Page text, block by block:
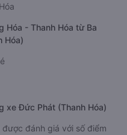
Hóa - Thanh Hóa từ Ba
Hóa)
xe Đức Phát (Thanh Hóa)
đánh giá với số điểm